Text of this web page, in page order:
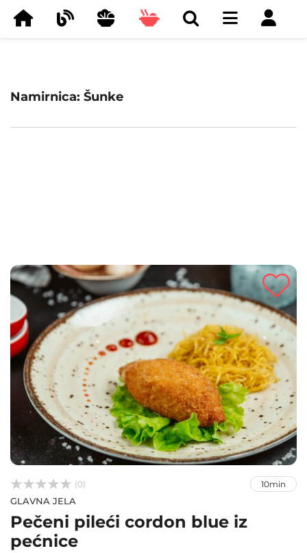
Namirnica: Šunke


 (0) 10min
GLAVNA JELA
Pečeni pileći cordon blue iz
pećnice